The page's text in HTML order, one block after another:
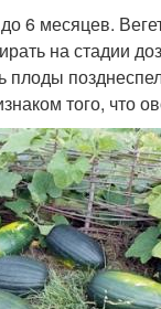
6 месяцев.
на стадии
того, что